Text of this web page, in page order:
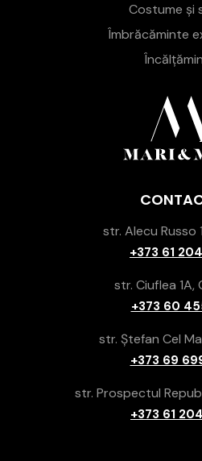
Costume și
Îmbrăcăminte
str. Alecu Russo
+373 61
str. Ciuflea 1A,
+373 60
str. Ștefan Cel
+373 69
str. Prospectul
+373 61